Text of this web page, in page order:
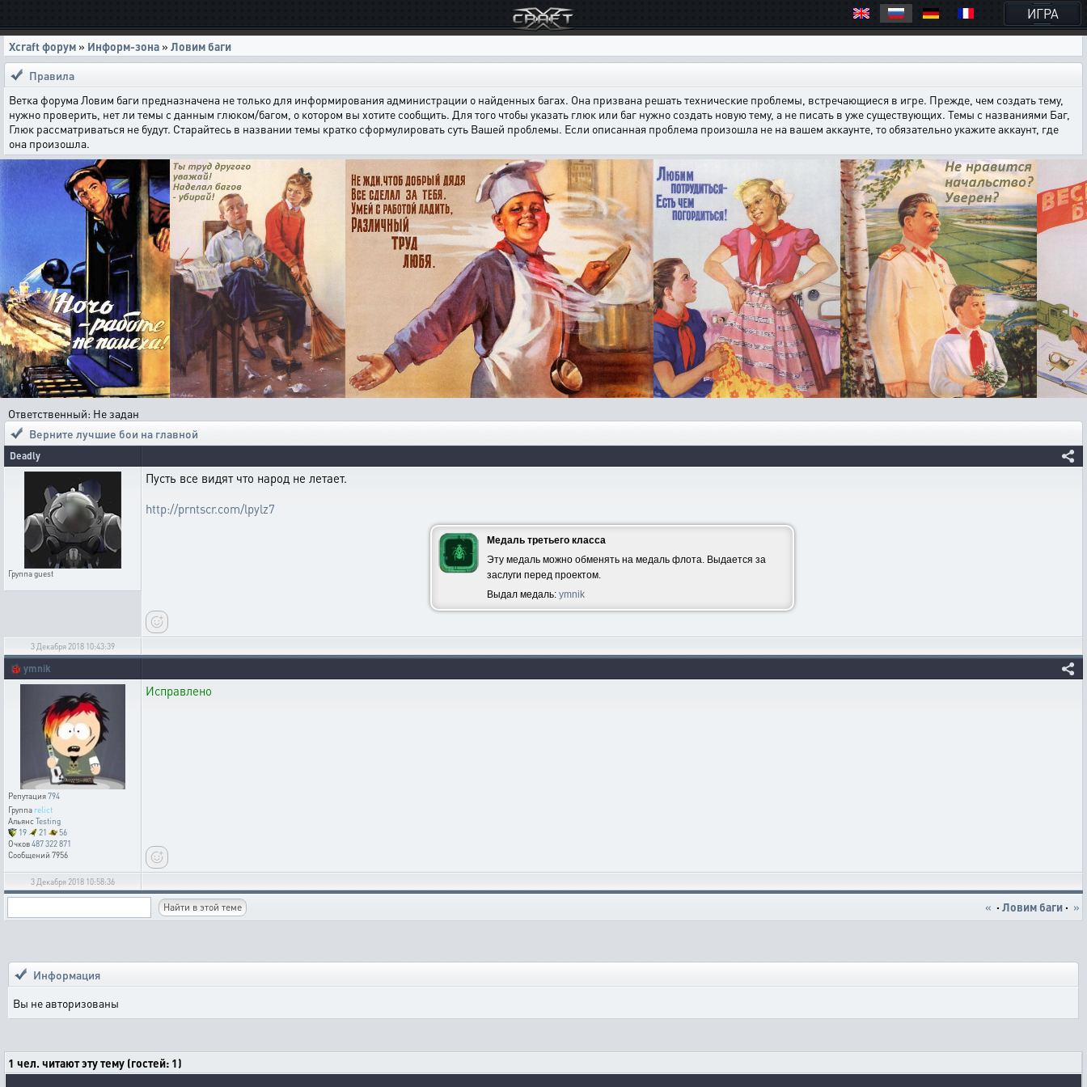
ИГРА
Xcraft форум » Информ-зона » Ловим баги
Правила
Ветка форума Ловим баги предназначена не только для информирования администрации о найденных багах. Она призвана решать технические проблемы, встречающиеся в игре. Прежде, чем создать тему,
нужно проверить, нет ли темы с данным глюком/багом, о котором вы хотите сообщить. Для того чтобы указать глюк или баг нужно создать новую тему, а не писать в уже существующих. Темы с названиями Баг,
Глюк рассматриваться не будут. Старайтесь в названии темы кратко сформулировать суть Вашей проблемы. Если описанная проблема произошла не на вашем аккаунте, то обязательно укажите аккаунт, где
она произошла.
Ответственный: Не задан
Верните лучшие бои на главной
Deadly
Группаguest
Пусть все видят что народ не летает.
http://prntscr.com/lpylz7
Медаль третьего класса
Эту медаль можно обменять на медаль флота. Выдается за
заслуги перед проектом.
Выдал медаль: ymnik
3 Декабря 2018 10:43:39
🐞 ymnik
Репутация794
Группа relict
АльянсTesting
19
21
56
Очков487 322 871
Сообщений 7956
Исправлено
3 Декабря 2018 10:58:36
« · Ловим баги · »
Информация
Вы не авторизованы
1 чел. читают эту тему (гостей: 1)